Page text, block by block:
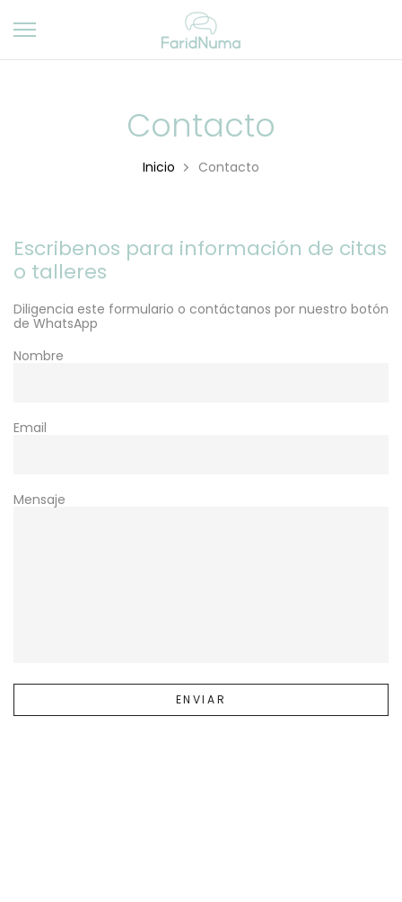
al
Contacto
Inicio Contacto
Escribenos para información de citas
o talleres
Diligencia este formulario o contáctanos por nuestro botón
de WhatsApp
Nombre
Email
Mensaje